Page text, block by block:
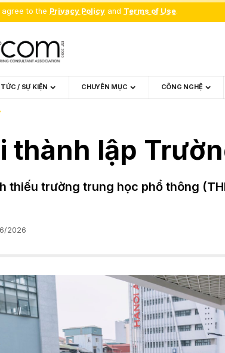
agree to the Privacy Policy and Terms of Use.
/ SỰ KIỆN CHUYÊN MỤC CÔNG NGHỆ
thành lập
thiếu trường trung học phổ thông
2026